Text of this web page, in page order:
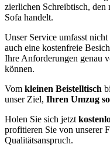
zierlichen Schreibtisch, den
Sofa handelt.
Unser Service umfasst
auch eine kostenfreie
Ihre Anforderungen genau
können.
Vom kleinen Beistelltisch
unser Ziel, Ihren Umzug
Holen Sie sich jetzt
profitieren Sie von unserer
Qualitätsanspruch.